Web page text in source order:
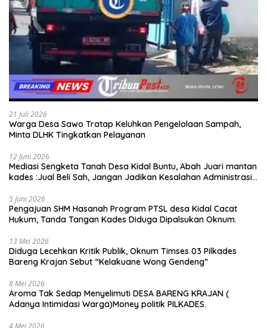
21 Juli 2026
Warga Desa Sawo Tratap Keluhkan Pengelolaan Sampah,
Minta DLHK Tingkatkan Pelayanan
12 Juni 2026
Mediasi Sengketa Tanah Desa Kidal Buntu, Abah Juari mantan
kades :Jual Beli Sah, Jangan Jadikan Kesalahan Administrasi
5 Juni 2026
Pengajuan SHM Hasanah Program PTSL desa Kidal Cacat
Hukum, Tanda Tangan Kades Diduga Dipalsukan Oknum.
13 Mei 2026
Diduga Lecehkan Kritik Publik, Oknum Timses 03 Pilkades
Bareng Krajan Sebut “Kelakuane Wong Gendeng”
8 Mei 2026
Aroma Tak Sedap Menyelimuti DESA BARENG KRAJAN (
Adanya Intimidasi Warga)Money politik PILKADES.
4 Mei 2026